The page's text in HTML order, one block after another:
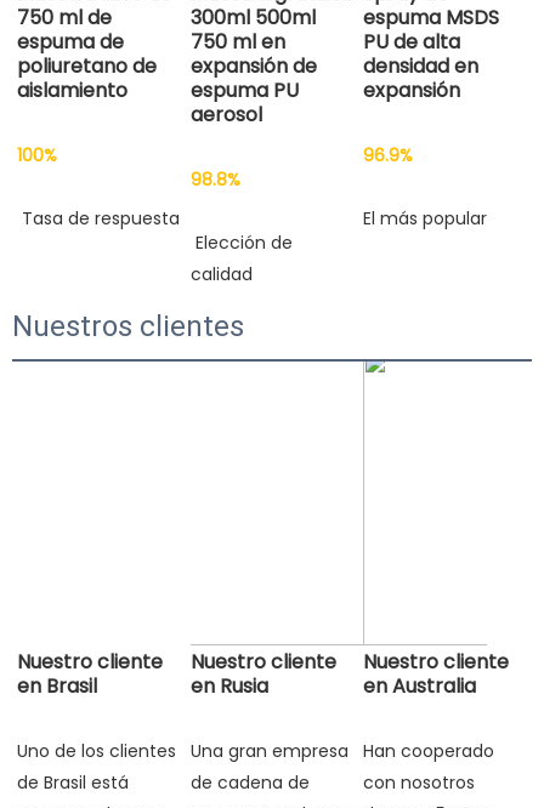
750 ml de
espuma de
poliuretano de
aislamiento
300ml 500ml
750 ml en
expansión de
espuma PU
aerosol
98.8%
espuma MSDS
PU de alta
densidad en
expansión
Nuestros clientes
Nuestro cliente
en Brasil
Uno de los clientes
de Brasil está
Nuestro cliente
en Rusia
Una gran empresa
de cadena de
Nuestro cliente
en Australia
Han cooperado
con nosotros